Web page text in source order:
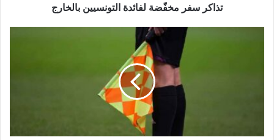
تذاكر سفر مخفّضة لفائدة التونسيين بالخارج